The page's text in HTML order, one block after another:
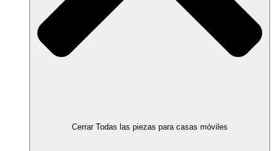
Cerrar Todas las piezas para casas móviles